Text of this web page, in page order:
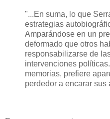
"...En suma, lo que
estrategias
Amparándose en un
deformado que otros
responsabilizarse de
intervenciones
memorias, prefiere
perdedor a encarar